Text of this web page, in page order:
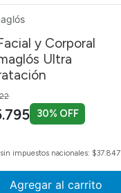
A, Vitamina E
y Corporal
Ultra
from
to
30% OFF
impuestos nacionales: $37.847
Agregar al carrito